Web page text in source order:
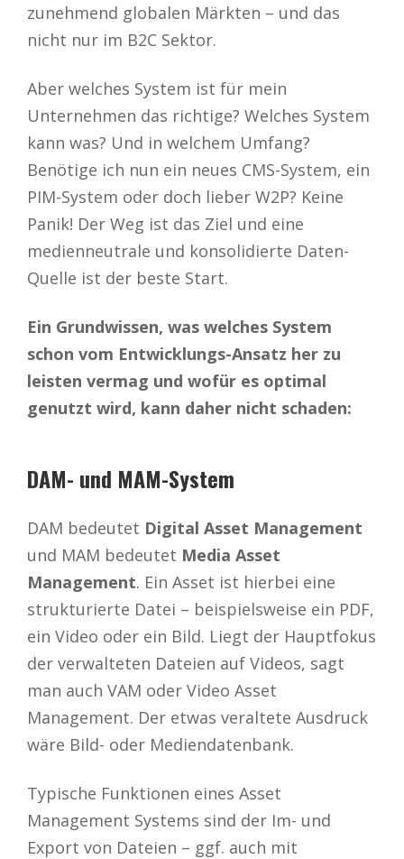
zunehmend globalen Märkten – und das
nicht nur im B2C Sektor.
Aber welches System ist für mein
Unternehmen das richtige? Welches System
kann was? Und in welchem Umfang?
Benötige ich nun ein neues CMS-System, ein
PIM-System oder doch lieber W2P? Keine
Panik! Der Weg ist das Ziel und eine
medienneutrale und konsolidierte Daten-
Quelle ist der beste Start.
Ein Grundwissen, was welches System
schon vom Entwicklungs-Ansatz her zu
leisten vermag und wofür es optimal
genutzt wird, kann daher nicht schaden:
DAM- und MAM-System
DAM bedeutet Digital Asset Management
und MAM bedeutet Media Asset
Management. Ein Asset ist hierbei eine
strukturierte Datei – beispielsweise ein PDF,
ein Video oder ein Bild. Liegt der Hauptfokus
der verwalteten Dateien auf Videos, sagt
man auch VAM oder Video Asset
Management. Der etwas veraltete Ausdruck
wäre Bild- oder Mediendatenbank.
Typische Funktionen eines Asset
Management Systems sind der Im- und
Export von Dateien – ggf. auch mit